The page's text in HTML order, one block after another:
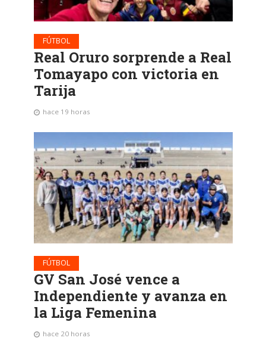
FÚTBOL
Real Oruro sorprende a Real
Tomayapo con victoria en
Tarija
hace 19 horas
FÚTBOL
GV San José vence a
Independiente y avanza en
la Liga Femenina
hace 20 horas